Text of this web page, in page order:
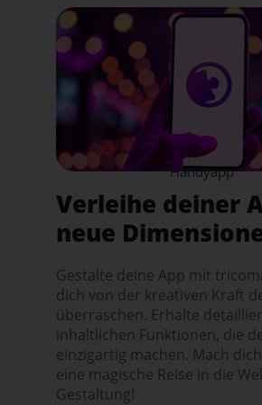
Handyapp
Verleihe deiner
neue
Gestalte deine App mit
dich von der kreativen Kraft
überraschen. Erhalte
inhaltlichen Funktionen, die
einzigartig machen. Mach
eine magische Reise in die
Gestaltung!